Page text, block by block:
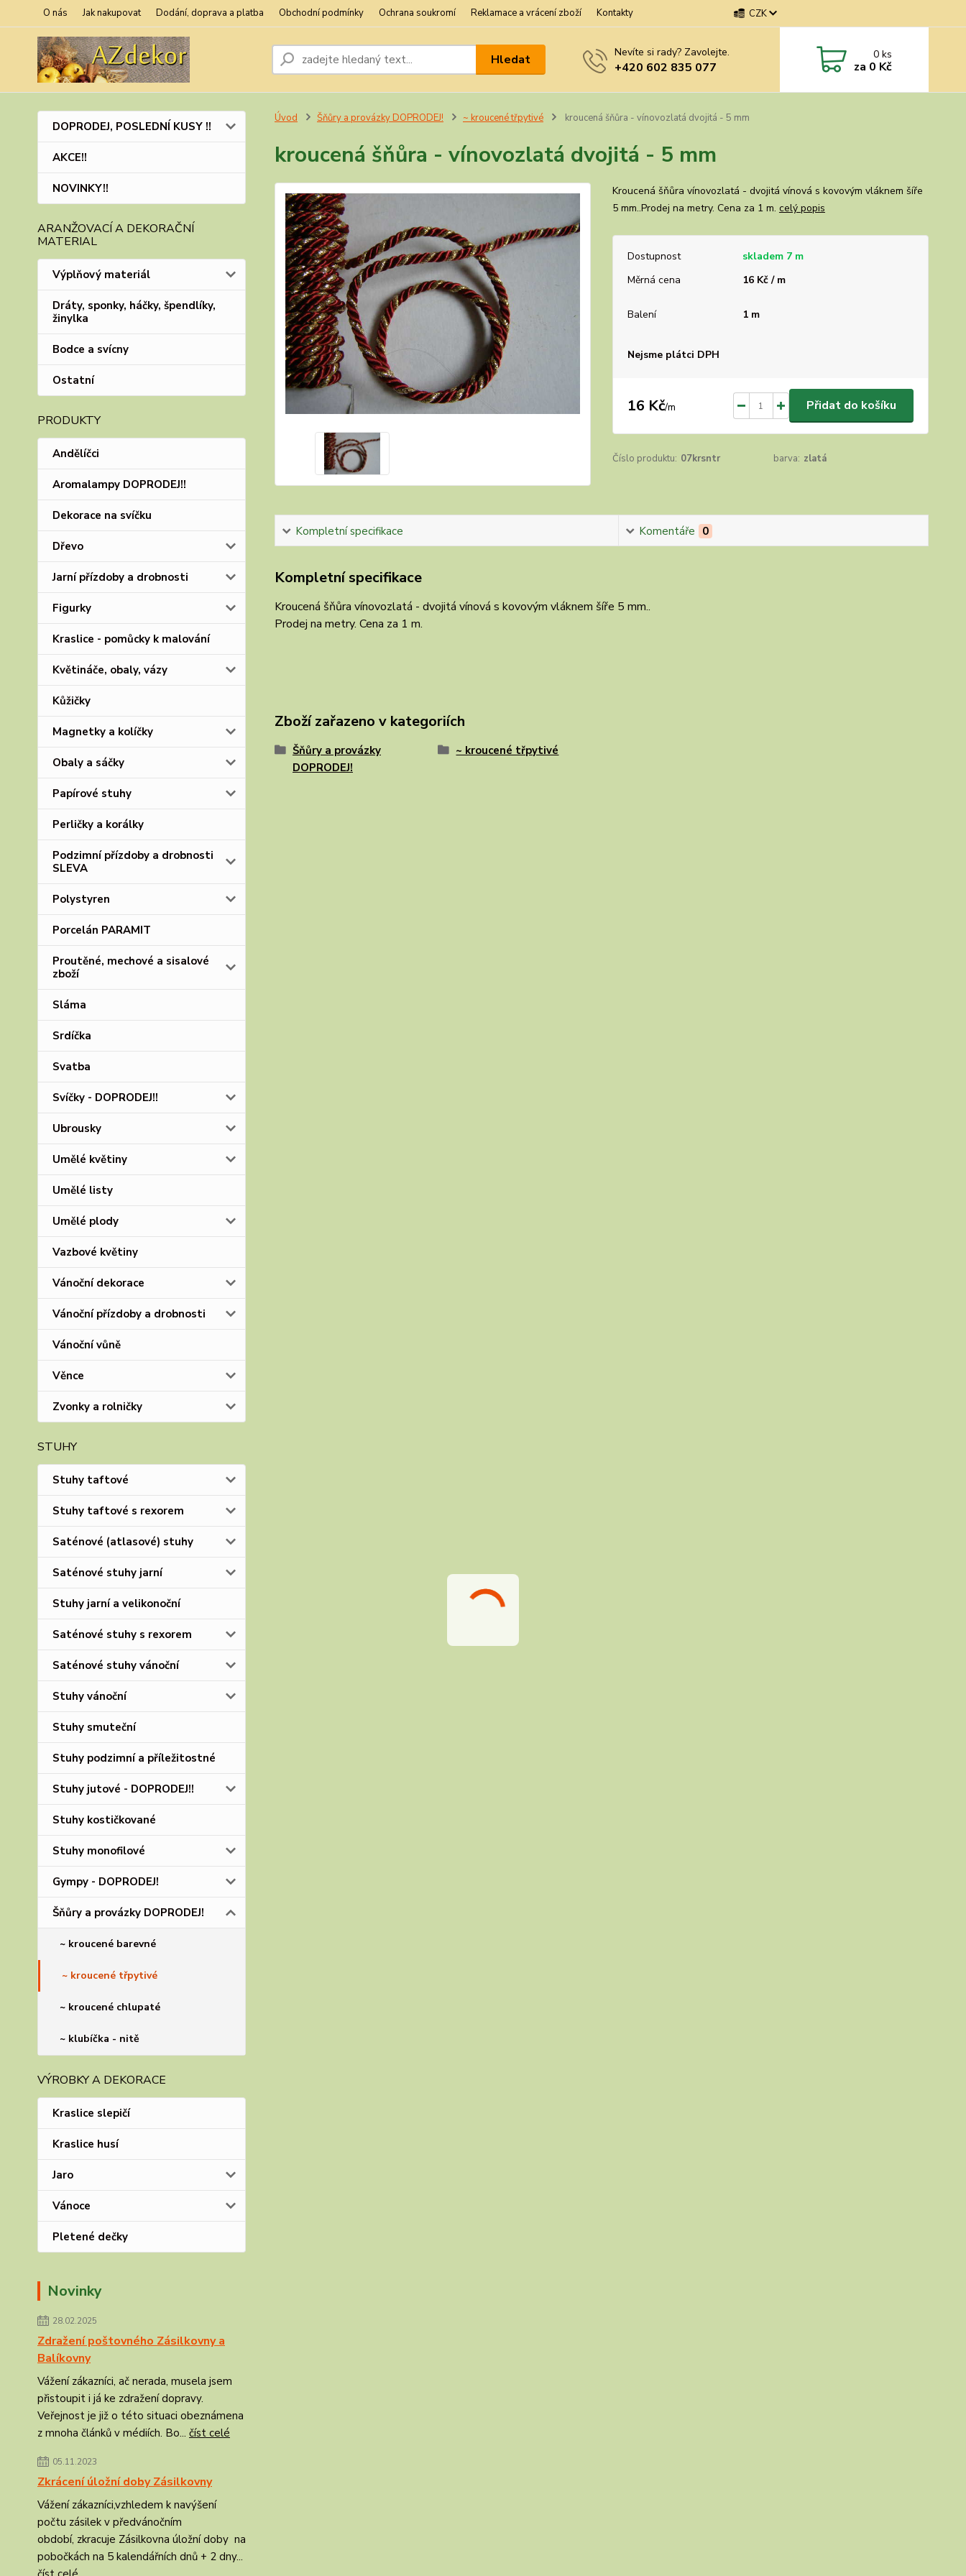
O nás Jak nakupovat Dodání, doprava a platba Obchodní podmínky Ochrana soukromí Reklamace a vrácení zboží Kontakty CZK
Hledat Nevíte si rady? Zavolejte.
+420 602 835 077
0ks
za 0 Kč
DOPRODEJ, POSLEDNÍ KUSY !!
AKCE!!
NOVINKY!!
ARANŽOVACÍ A DEKORAČNÍ
MATERIAL
Výplňový materiál
Dráty, sponky, háčky, špendlíky,
žinylka
Bodce a svícny
Ostatní
PRODUKTY
Andělíčci
Aromalampy DOPRODEJ!!
Dekorace na svíčku
Dřevo
Jarní přízdoby a drobnosti
Figurky
Kraslice - pomůcky k malování
Květináče, obaly, vázy
Kůžičky
Magnetky a kolíčky
Obaly a sáčky
Papírové stuhy
Perličky a korálky
Podzimní přízdoby a drobnosti
SLEVA
Polystyren
Porcelán PARAMIT
Proutěné, mechové a sisalové
zboží
Sláma
Srdíčka
Svatba
Svíčky - DOPRODEJ!!
Ubrousky
Umělé květiny
Umělé listy
Umělé plody
Vazbové květiny
Vánoční dekorace
Vánoční přízdoby a drobnosti
Vánoční vůně
Věnce
Zvonky a rolničky
STUHY
Stuhy taftové
Stuhy taftové s rexorem
Saténové (atlasové) stuhy
Saténové stuhy jarní
Stuhy jarní a velikonoční
Saténové stuhy s rexorem
Saténové stuhy vánoční
Stuhy vánoční
Stuhy smuteční
Stuhy podzimní a příležitostné
Stuhy jutové - DOPRODEJ!!
Stuhy kostičkované
Stuhy monofilové
Gympy - DOPRODEJ!
Šňůry a provázky DOPRODEJ!
~ kroucené barevné
~ kroucené třpytivé
~ kroucené chlupaté
~ klubíčka - nitě
VÝROBKY A DEKORACE
Kraslice slepičí
Kraslice husí
Jaro
Vánoce
Pletené dečky
Novinky
28.02.2025
Zdražení poštovného Zásilkovny a
Balíkovny
Vážení zákazníci, ač nerada, musela jsem
přistoupit i já ke zdražení dopravy.
Veřejnost je již o této situaci obeznámena
z mnoha článků v médiích. Bo... číst celé
05.11.2023
Zkrácení úložní doby Zásilkovny
Vážení zákazníci,vzhledem k navýšení
počtu zásilek v předvánočním
období, zkracuje Zásilkovna úložní doby na
pobočkách na 5 kalendářních dnů + 2 dny...
Úvod Šňůry a provázky DOPRODEJ! ~ kroucené třpytivé kroucená šňůra - vínovozlatá dvojitá - 5 mm
kroucená šňůra - vínovozlatá dvojitá - 5 mm
Kroucená šňůra vínovozlatá - dvojitá vínová s kovovým vláknem šíře
5 mm..Prodej na metry. Cena za 1 m. celý popis
Dostupnost
skladem 7 m
Měrná cena
16 Kč / m
Balení 1 m
Nejsme plátci DPH
16 Kč/m Přidat do košíku
Číslo produktu: 07krsntr barva: zlatá
Kompletní specifikace Komentáře 0
Kompletní specifikace
Kroucená šňůra vínovozlatá - dvojitá vínová s kovovým vláknem šíře 5 mm..
Prodej na metry. Cena za 1 m.
Zboží zařazeno v kategoriích
Šňůry a provázky
DOPRODEJ!
~ kroucené třpytivé